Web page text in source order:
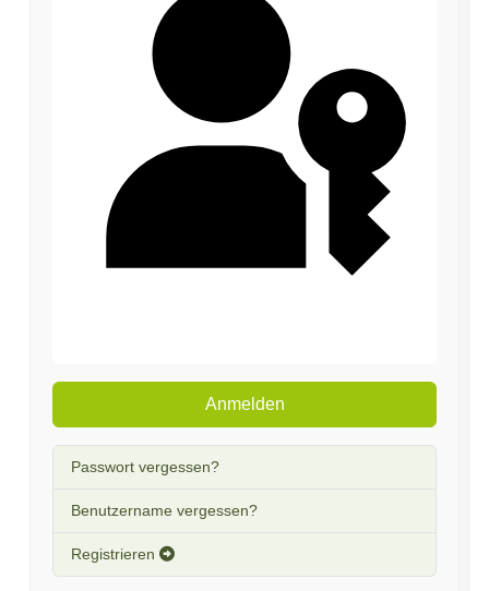
Anmelden
Passwort vergessen?
Benutzername vergessen?
Registrieren